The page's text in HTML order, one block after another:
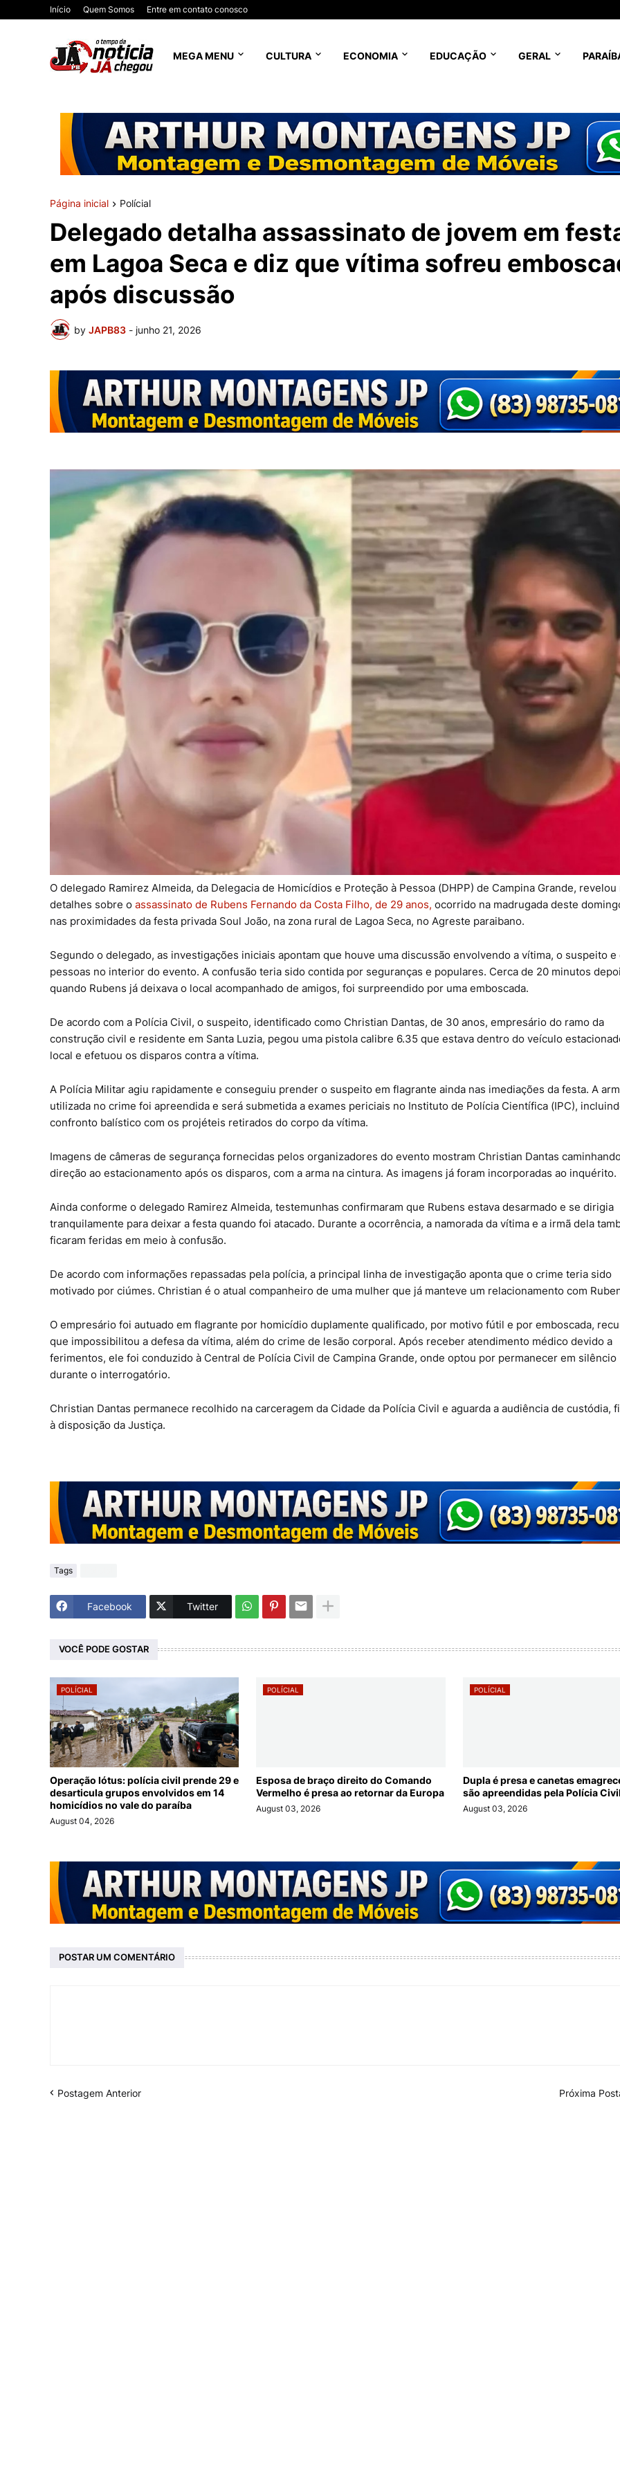
Início Quem Somos Entre em contato conosco
MEGA MENU CULTURA ECONOMIA EDUCAÇÃO GERAL
Página inicial Polícial
Delegado detalha assassinato de jovem em
em Lagoa Seca e diz que vítima sofreu
após discussão
by JAPB83 - junho 21, 2026
O delegado Ramirez Almeida, da Delegacia de Homicídios e Proteção à Pessoa (DHPP) de Campina Grande, revelou
detalhes sobre o assassinato de Rubens Fernando da Costa Filho, de 29 anos, ocorrido na madrugada deste
nas proximidades da festa privada Soul João, na zona rural de Lagoa Seca, no Agreste paraibano.
Segundo o delegado, as investigações iniciais apontam que houve uma discussão envolvendo a vítima, o suspeito e
pessoas no interior do evento. A confusão teria sido contida por seguranças e populares. Cerca de 20 minutos
quando Rubens já deixava o local acompanhado de amigos, foi surpreendido por uma emboscada.
De acordo com a Polícia Civil, o suspeito, identificado como Christian Dantas, de 30 anos, empresário do ramo da
construção civil e residente em Santa Luzia, pegou uma pistola calibre 6.35 que estava dentro do veículo
local e efetuou os disparos contra a vítima.
A Polícia Militar agiu rapidamente e conseguiu prender o suspeito em flagrante ainda nas imediações da festa. A
utilizada no crime foi apreendida e será submetida a exames periciais no Instituto de Polícia Científica (IPC),
confronto balístico com os projéteis retirados do corpo da vítima.
Imagens de câmeras de segurança fornecidas pelos organizadores do evento mostram Christian Dantas
direção ao estacionamento após os disparos, com a arma na cintura. As imagens já foram incorporadas ao inquérito.
Ainda conforme o delegado Ramirez Almeida, testemunhas confirmaram que Rubens estava desarmado e se dirigia
tranquilamente para deixar a festa quando foi atacado. Durante a ocorrência, a namorada da vítima e a irmã dela
ficaram feridas em meio à confusão.
De acordo com informações repassadas pela polícia, a principal linha de investigação aponta que o crime teria sido
motivado por ciúmes. Christian é o atual companheiro de uma mulher que já manteve um relacionamento com
O empresário foi autuado em flagrante por homicídio duplamente qualificado, por motivo fútil e por emboscada,
que impossibilitou a defesa da vítima, além do crime de lesão corporal. Após receber atendimento médico devido a
ferimentos, ele foi conduzido à Central de Polícia Civil de Campina Grande, onde optou por permanecer em silêncio
durante o interrogatório.
Christian Dantas permanece recolhido na carceragem da Cidade da Polícia Civil e aguarda a audiência de custódia,
à disposição da Justiça.
Tags
Facebook Twitter
VOCÊ PODE GOSTAR
POLÍCIAL
Operação lótus: polícia civil prende 29 e
desarticula grupos envolvidos em 14
homicídios no vale do paraíba
August 04, 2026
POLÍCIAL
Esposa de braço direito do Comando
Vermelho é presa ao retornar da Europa
August 03, 2026
POLÍCIAL
Dupla é presa e canetas
são apreendidas pela Polícia Civil
August 03, 2026
POSTAR UM COMENTÁRIO
Postagem Anterior Próxima